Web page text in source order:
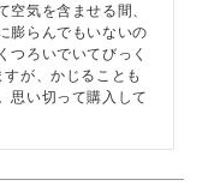
空気を含ませる間、
膨らんでもいないの
つろいでいてびっく
が、かじることも
思い切って購入して